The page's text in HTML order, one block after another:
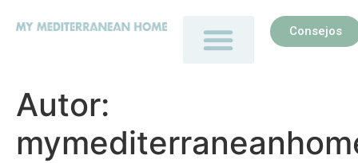
Consejos
Autor: